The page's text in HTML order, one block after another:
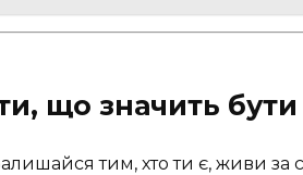
що значить
Залишайся тим, хто ти є, живи